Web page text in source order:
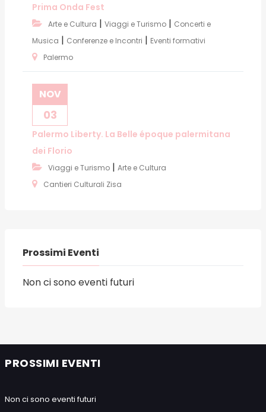
Prima Onda Fest
Arte e Cultura | Viaggi e Turismo | Concerti e
Musica | Conferenze e Incontri | Eventi formativi
Palermo
NOV
03
Palermo Liberty. La Belle époque palermitana
dei Florio
Viaggi e Turismo | Arte e Cultura
Cantieri Culturali Zisa
Prossimi Eventi
Non ci sono eventi futuri
PROSSIMI EVENTI
Non ci sono eventi futuri